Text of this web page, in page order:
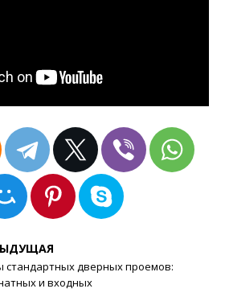
стандартных дверных проемов:
и входных